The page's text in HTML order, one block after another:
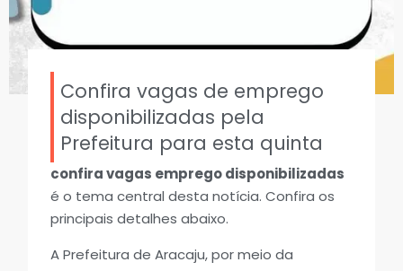
Confira vagas de emprego
disponibilizadas pela
Prefeitura para esta quinta
confira vagas emprego disponibilizadas
é o tema central desta notícia. Confira os
principais detalhes abaixo.
A Prefeitura de Aracaju, por meio da